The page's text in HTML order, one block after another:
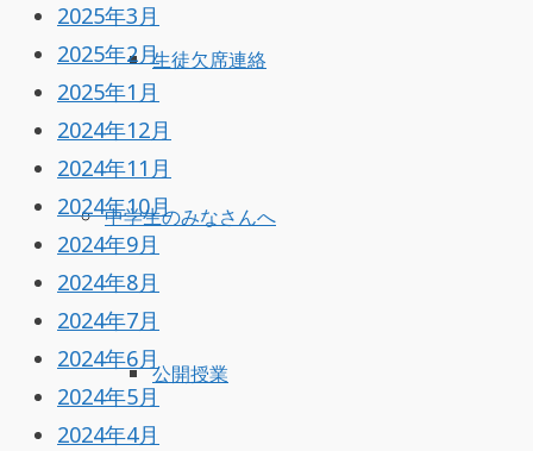
生徒欠席連絡
中学生のみなさんへ
公開授業
2025年3月
2025年2月
2025年1月
2024年12月
2024年11月
2024年10月
2024年9月
2024年8月
2024年7月
2024年6月
2024年5月
2024年4月